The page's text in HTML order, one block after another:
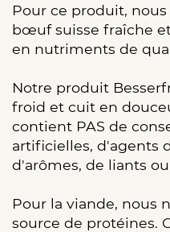
Pour ce produit,
bœuf suisse fraîche
en nutriments de
Notre produit
froid et cuit en
contient PAS de
artificielles, d'agents
d'arômes, de liants
Pour la viande, nous
source de protéines.